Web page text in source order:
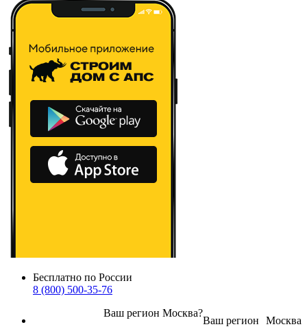
Бесплатно по России
8 (800) 500-35-76
Москва
Ваш регион
Ваш регион Москва?